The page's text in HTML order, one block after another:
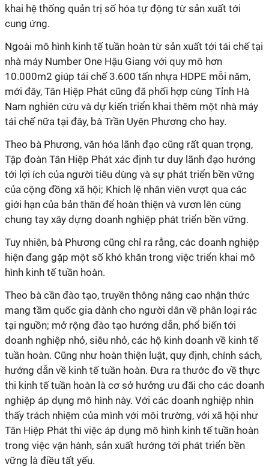
khai hệ thống quản trị số hóa tự động từ sản xuất tới
cung ứng.
Ngoài mô hình kinh tế tuần hoàn từ sản xuất tới tái chế tại
nhà máy Number One Hậu Giang với quy mô hơn
10.000m2 giúp tái chế 3.600 tấn nhựa HDPE mỗi năm,
mới đây, Tân Hiệp Phát cũng đã phối hợp cùng Tỉnh Hà
Nam nghiên cứu và dự kiến triển khai thêm một nhà máy
tái chế nữa tại đây, bà Trần Uyên Phương cho hay.
Theo bà Phương, văn hóa lãnh đạo cũng rất quan trọng,
Tập đoàn Tân Hiệp Phát xác định tư duy lãnh đạo hướng
tới lợi ích của người tiêu dùng và sự phát triển bền vững
của cộng đồng xã hội; Khích lệ nhân viên vượt qua các
giới hạn của bản thân để hoàn thiện và vươn lên cùng
chung tay xây dựng doanh nghiệp phát triển bền vững.
Tuy nhiên, bà Phương cũng chỉ ra rằng, các doanh nghiệp
hiện đang gặp một số khó khăn trong việc triển khai mô
hình kinh tế tuần hoàn.
Theo bà cần đào tạo, truyền thông nâng cao nhận thức
mang tầm quốc gia dành cho người dân về phân loại rác
tại nguồn; mở rộng đào tạo hướng dẫn, phổ biến tới
doanh nghiệp nhỏ, siêu nhỏ, các hộ kinh doanh về kinh tế
tuần hoàn. Cũng như hoàn thiện luật, quy định, chính sách,
hướng dẫn về kinh tế tuần hoàn. Đưa ra thước đo về thực
thi kinh tế tuần hoàn là cơ sở hưởng ưu đãi cho các doanh
nghiệp áp dụng mô hình này. Với các doanh nghiệp nhìn
thấy trách nhiệm của mình với môi trường, với xã hội như
Tân Hiệp Phát thì việc áp dụng mô hình kinh tế tuần hoàn
trong việc vận hành, sản xuất hướng tới phát triển bền
vững là điều tất yếu.